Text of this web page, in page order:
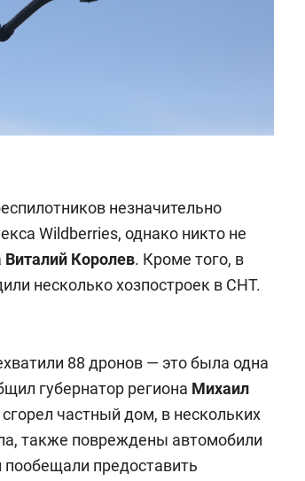
незначительно
Wildberries, однако никто не
Виталий Королев. Кроме того, в
несколько хозпостроек в СНТ.
88 дронов — это была одна
губернатор региона Михаил
частный дом, в нескольких
также повреждены автомобили
предоставить